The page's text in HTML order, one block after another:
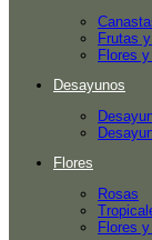
Frutas
Flores
Desayunos
Flores
Rosas
Flores